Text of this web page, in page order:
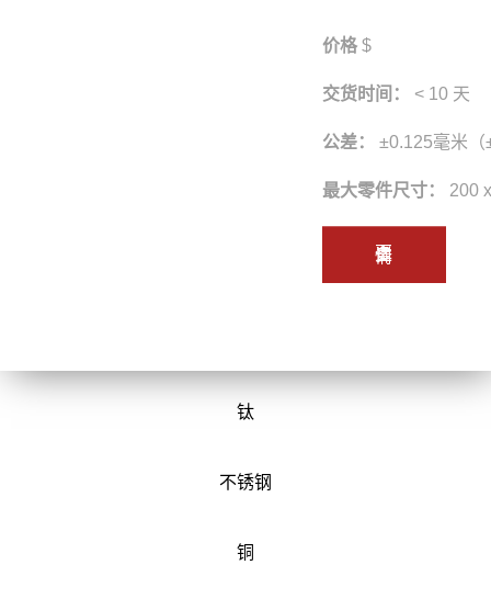
钛
不锈钢
铜
价格 $
交货时间： < 10 天
公差： ±0.125毫米（
最大零件尺寸： 200
更多详情